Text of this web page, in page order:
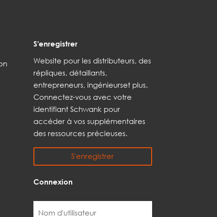
S'enregistrer
Website pour les distributeurs, des
répliques, détaillants,
entrepreneurs, ingénieurset plus.
Connectez-vous avec votre
identifiant Schwank pour
accéder à vos supplémentaires
des ressources précieuses.
S'enregistrer
Connexion